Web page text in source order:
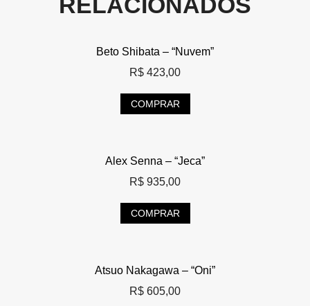
Beto Shibata – “Nuvem”
R$ 423,00
COMPRAR
Alex Senna – “Jeca”
R$ 935,00
COMPRAR
Atsuo Nakagawa – “Oni”
R$ 605,00